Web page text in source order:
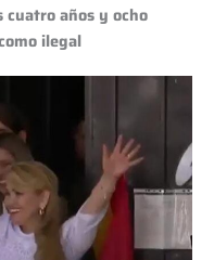
cuatro años y ocho
ilegal